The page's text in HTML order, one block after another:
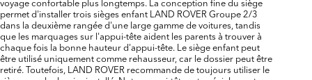
permet d'installer trois sièges enfant LAND ROVER Groupe 2/3
dans la deuxième rangée d'une large gamme de voitures, tandis
que les marquages ​​sur l'appui-tête aident les parents à trouver à
chaque fois la bonne hauteur d'appui-tête. Le siège enfant peut
être utilisé uniquement comme rehausseur, car le dossier peut être
retiré. Toutefois, LAND ROVER recommande de toujours utiliser le